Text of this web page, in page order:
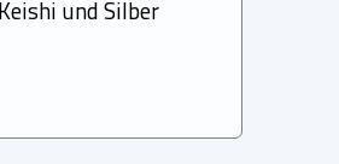
Keishi und Silber